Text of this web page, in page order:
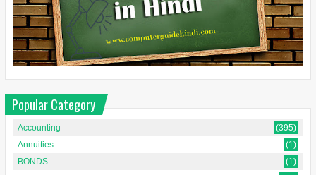
Popular Category
Accounting
(395)
Annuities
(1)
BONDS
(1)